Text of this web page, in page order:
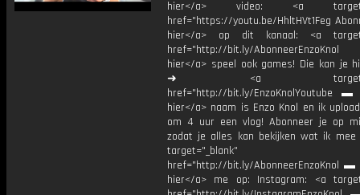
hier</a> video: <a
href="https://youtu.be/HhltHVt1Feg
hier</a> op dit kanaal: <a
href="http://bit.ly/
hier</a> speel ook games! Die kan je
➜ <a
href="http://bit.ly/EnzoKnolYoutube ▬
hier</a> naam is Enzo Knol en ik
om 4 uur een vlog! Abonneer je op
zodat je alles kan bekijken wat ik mee
target="_blank"
href="http://bit.ly/AbonneerEnzoKnol ▬
hier</a> me op: Instagram: <a